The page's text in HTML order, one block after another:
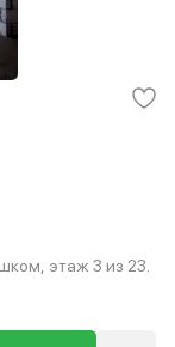
этаж 3 из 23.